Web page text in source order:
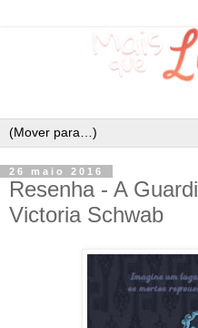
26 maio 2016
Resenha - A
Victoria Schwab